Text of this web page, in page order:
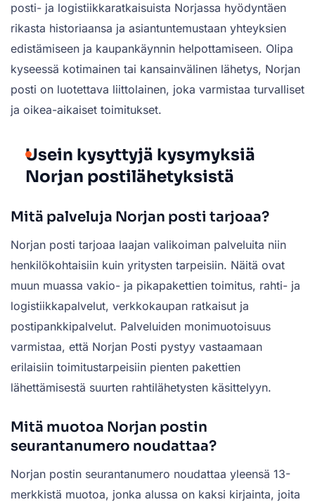
posti- ja logistiikkaratkaisuista Norjassa hyödyntäen
rikasta historiaansa ja asiantuntemustaan yhteyksien
edistämiseen ja kaupankäynnin helpottamiseen. Olipa
kyseessä kotimainen tai kansainvälinen lähetys, Norjan
posti on luotettava liittolainen, joka varmistaa turvalliset
ja oikea-aikaiset toimitukset.
Usein kysyttyjä kysymyksiä
Norjan postilähetyksistä
Mitä palveluja Norjan posti tarjoaa?
Norjan posti tarjoaa laajan valikoiman palveluita niin
henkilökohtaisiin kuin yritysten tarpeisiin. Näitä ovat
muun muassa vakio- ja pikapakettien toimitus, rahti- ja
logistiikkapalvelut, verkkokaupan ratkaisut ja
postipankkipalvelut. Palveluiden monimuotoisuus
varmistaa, että Norjan Posti pystyy vastaamaan
erilaisiin toimitustarpeisiin pienten pakettien
lähettämisestä suurten rahtilähetysten käsittelyyn.
Mitä muotoa Norjan postin
seurantanumero noudattaa?
Norjan postin seurantanumero noudattaa yleensä 13-
merkkistä muotoa, jonka alussa on kaksi kirjainta, joita